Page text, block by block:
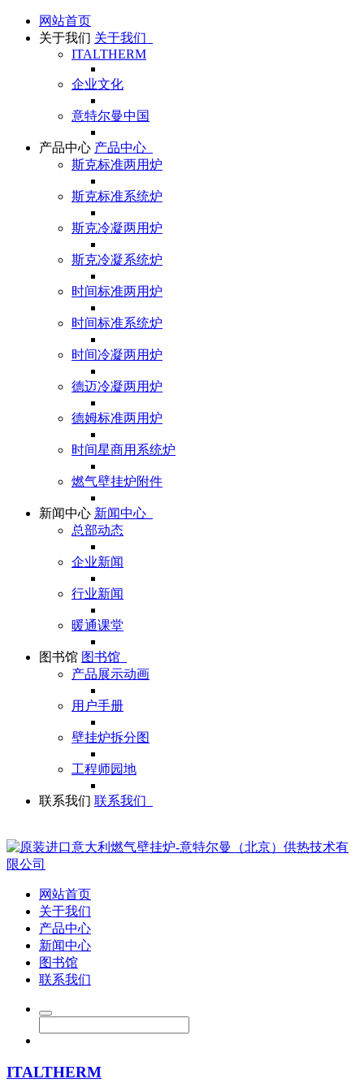
网站首页
关于我们 关于我们
ITALTHERM
企业文化
意特尔曼中国
产品中心 产品中心
斯克标准两用炉
斯克标准系统炉
斯克冷凝两用炉
斯克冷凝系统炉
时间标准两用炉
时间标准系统炉
时间冷凝两用炉
德迈冷凝两用炉
德姆标准两用炉
时间星商用系统炉
燃气壁挂炉附件
新闻中心 新闻中心
总部动态
企业新闻
行业新闻
暖通课堂
图书馆 图书馆
产品展示动画
用户手册
壁挂炉拆分图
工程师园地
联系我们 联系我们
网站首页
关于我们
产品中心
新闻中心
图书馆
联系我们
ITALTHERM